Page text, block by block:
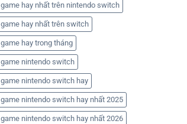
game hay nhất trên nintendo switch
game hay nhất trên switch
game hay trong tháng
game nintendo switch
game nintendo switch hay
game nintendo switch hay nhất 2025
game nintendo switch hay nhất 2026